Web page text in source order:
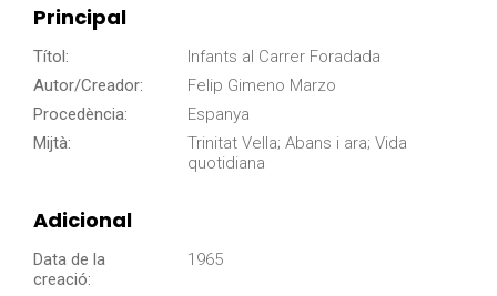
Principal
Títol:
Infants al Carrer Foradada
Autor/Creador:
Felip Gimeno Marzo
Procedència:
Espanya
Mijtà:
Trinitat Vella; Abans i ara; Vida
quotidiana
Adicional
Data de la
creació:
1965